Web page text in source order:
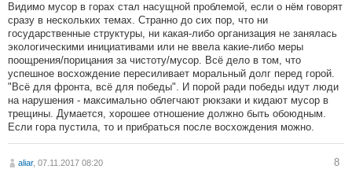
Видимо мусор в горах стал насущной проблемой, если о нём говорят
сразу в нескольких темах. Странно до сих пор, что ни
государственные структуры, ни какая-либо организация не занялась
экологическими инициативами или не ввела какие-либо меры
поощрения/порицания за чистоту/мусор. Всё дело в том, что
успешное восхождение пересиливает моральный долг перед горой.
"Всё для фронта, всё для победы". И порой ради победы идут люди
на нарушения - максимально облегчают рюкзаки и кидают мусор в
трещины. Думается, хорошее отношение должно быть обоюдным.
Если гора пустила, то и прибраться после восхождения можно.
aliar, 07.11.2017 08:20 8